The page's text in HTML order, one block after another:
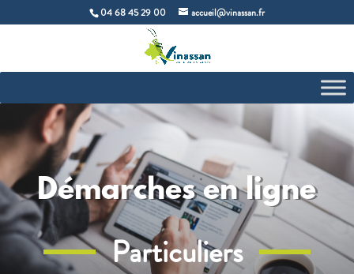
04 68 45 29 00 accueil@vinassan.fr
Démarches en ligne
Particuliers